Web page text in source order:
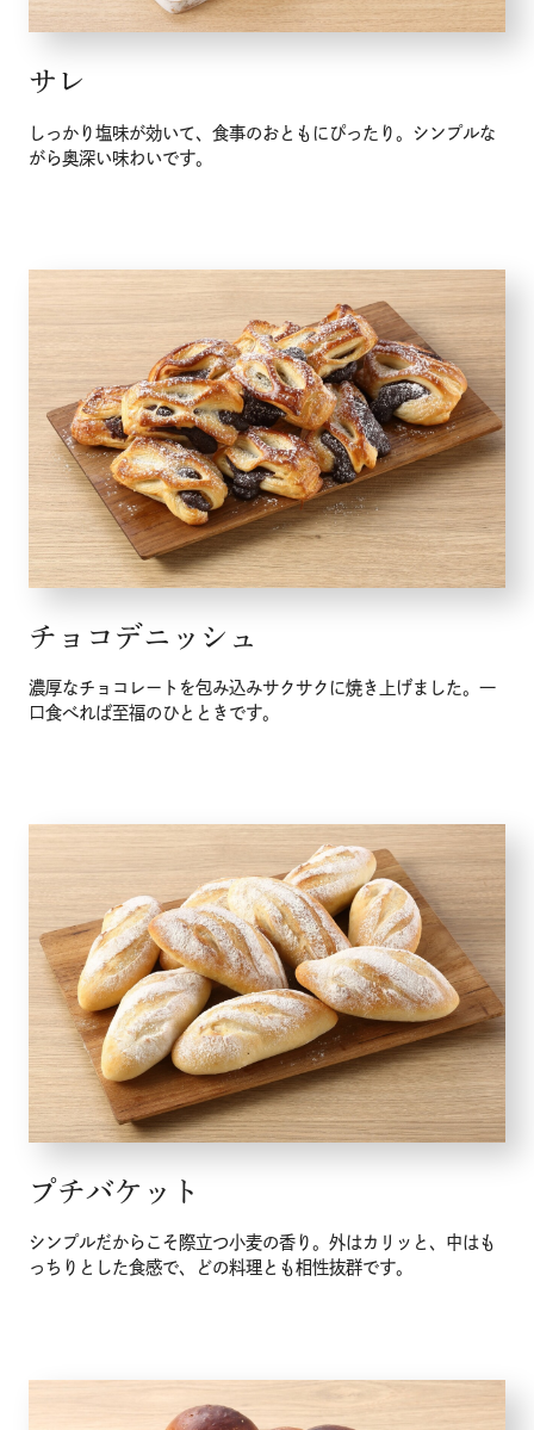
サレ
しっかり塩味が効いて、食事のおともにぴったり。シンプルな
がら奥深い味わいです。
チョコデニッシュ
濃厚なチョコレートを包み込みサクサクに焼き上げました。一
口食べれば至福のひとときです。
プチバケット
シンプルだからこそ際立つ小麦の香り。外はカリッと、中はも
っちりとした食感で、どの料理とも相性抜群です。